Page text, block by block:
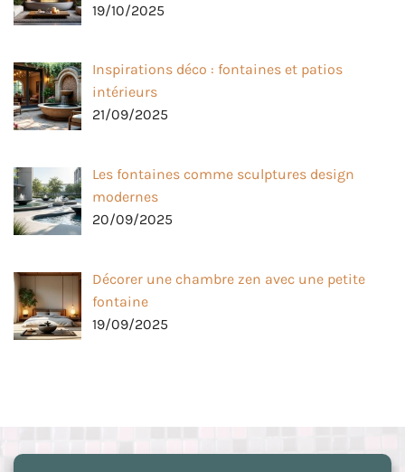
19/10/2025
Inspirations déco : fontaines et patios
intérieurs
21/09/2025
Les fontaines comme sculptures design
modernes
20/09/2025
Décorer une chambre zen avec une petite
fontaine
19/09/2025